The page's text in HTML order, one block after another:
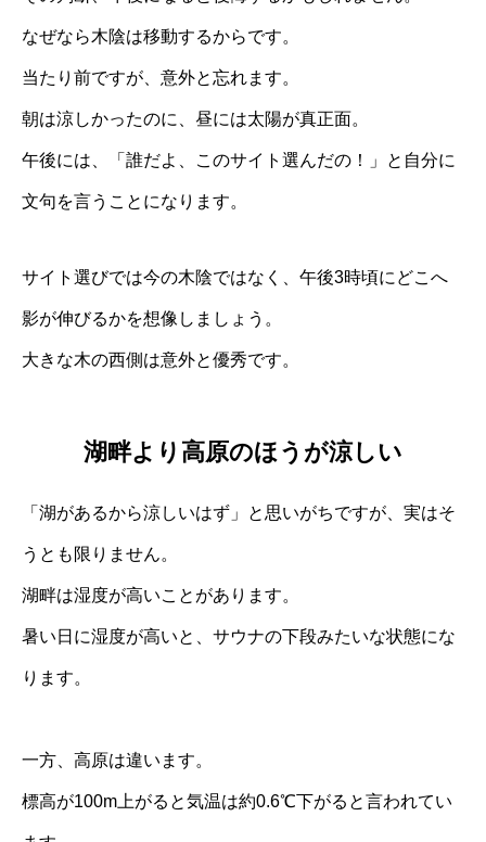
なぜなら木陰は移動するからです。
当たり前ですが、意外と忘れます。
朝は涼しかったのに、昼には太陽が真正面。
午後には、「誰だよ、このサイト選んだの！」と自分に
文句を言うことになります。
サイト選びでは今の木陰ではなく、午後3時頃にどこへ
影が伸びるかを想像しましょう。
大きな木の西側は意外と優秀です。
湖畔より高原のほうが涼しい
「湖があるから涼しいはず」と思いがちですが、実はそ
うとも限りません。
湖畔は湿度が高いことがあります。
暑い日に湿度が高いと、サウナの下段みたいな状態にな
ります。
一方、高原は違います。
標高が100m上がると気温は約0.6℃下がると言われてい